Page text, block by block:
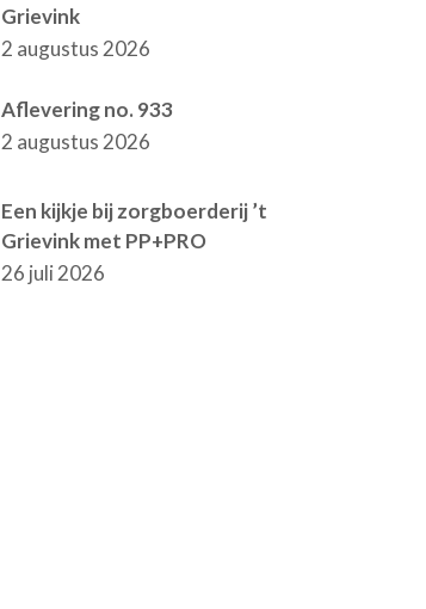
Grievink
2 augustus 2026
Aflevering no. 933
2 augustus 2026
Een kijkje bij zorgboerderij ’t
Grievink met PP+PRO
26 juli 2026